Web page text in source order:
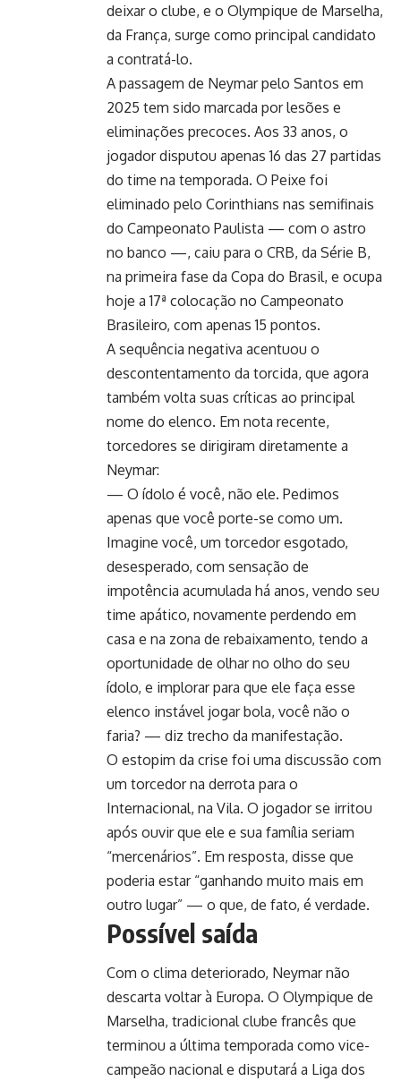
deixar o clube, e o Olympique de Marselha,
da França, surge como principal candidato
a contratá-lo.
A passagem de Neymar pelo Santos em
2025 tem sido marcada por lesões e
eliminações precoces. Aos 33 anos, o
jogador disputou apenas 16 das 27 partidas
do time na temporada. O Peixe foi
eliminado pelo Corinthians nas semifinais
do Campeonato Paulista — com o astro
no banco —, caiu para o CRB, da Série B,
na primeira fase da Copa do Brasil, e ocupa
hoje a 17ª colocação no Campeonato
Brasileiro, com apenas 15 pontos.
A sequência negativa acentuou o
descontentamento da torcida, que agora
também volta suas críticas ao principal
nome do elenco. Em nota recente,
torcedores se dirigiram diretamente a
Neymar:
— O ídolo é você, não ele. Pedimos
apenas que você porte-se como um.
Imagine você, um torcedor esgotado,
desesperado, com sensação de
impotência acumulada há anos, vendo seu
time apático, novamente perdendo em
casa e na zona de rebaixamento, tendo a
oportunidade de olhar no olho do seu
ídolo, e implorar para que ele faça esse
elenco instável jogar bola, você não o
faria? — diz trecho da manifestação.
O estopim da crise foi uma discussão com
um torcedor na derrota para o
Internacional, na Vila. O jogador se irritou
após ouvir que ele e sua família seriam
“mercenários”. Em resposta, disse que
poderia estar “ganhando muito mais em
outro lugar” — o que, de fato, é verdade.
Possível saída
Com o clima deteriorado, Neymar não
descarta voltar à Europa. O Olympique de
Marselha, tradicional clube francês que
terminou a última temporada como vice-
campeão nacional e disputará a Liga dos